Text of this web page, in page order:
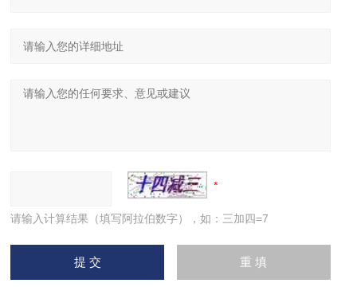
请输入计算结果（填写阿拉伯数字），如：三加四=7